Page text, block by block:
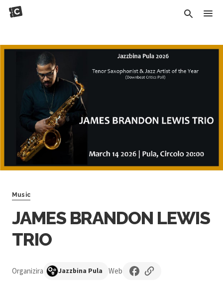
Music
JAMES BRANDON LEWIS
TRIO
Organizira Jazzbina Pula Web